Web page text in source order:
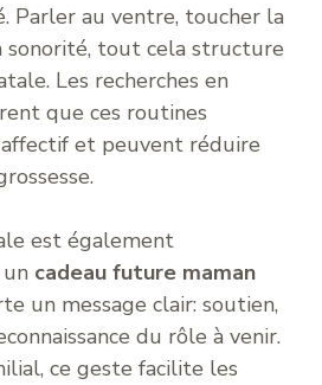
Parler au ventre, toucher la
sonorité, tout cela structure
Les recherches en
que ces routines
et peuvent réduire
est également
cadeau future maman
un message clair: soutien,
du rôle à venir.
ce geste facilite les